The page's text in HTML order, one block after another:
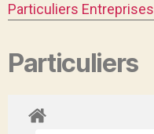
Particuliers Entreprises
Particuliers